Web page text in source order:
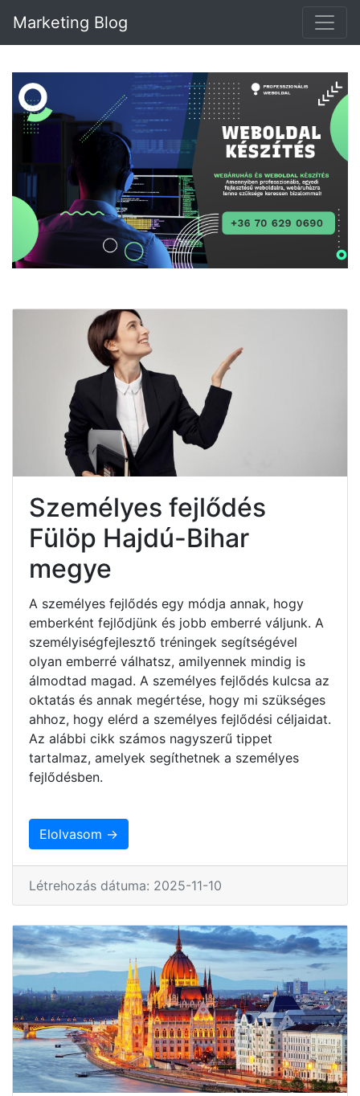
Marketing Blog
Személyes fejlődés
Fülöp Hajdú-Bihar
megye
A személyes fejlődés egy módja annak, hogy
emberként fejlődjünk és jobb emberré váljunk. A
személyiségfejlesztő tréningek segítségével
olyan emberré válhatsz, amilyennek mindig is
álmodtad magad. A személyes fejlődés kulcsa az
oktatás és annak megértése, hogy mi szükséges
ahhoz, hogy elérd a személyes fejlődési céljaidat.
Az alábbi cikk számos nagyszerű tippet
tartalmaz, amelyek segíthetnek a személyes
fejlődésben.
Elolvasom →
Létrehozás dátuma: 2025-11-10